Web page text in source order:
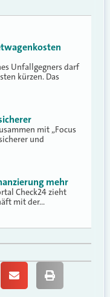
Unfallgegners darf
kürzen. Das
mit „Focus
und
mehr
Check24 zieht
mit der…